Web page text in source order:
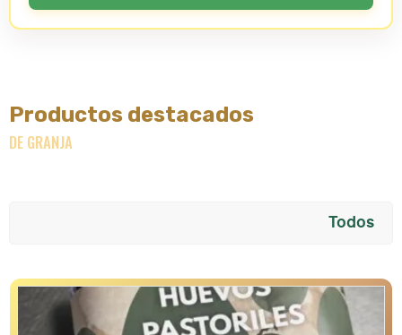
Productos destacados
DE GRANJA
Todos